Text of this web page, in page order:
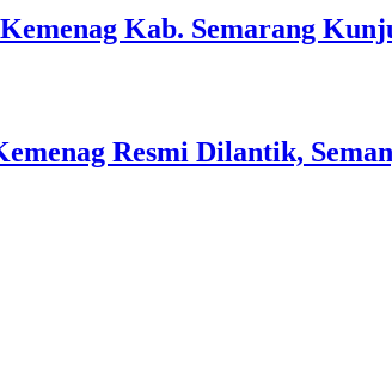
Kab. Semarang
Resmi Dilantik,